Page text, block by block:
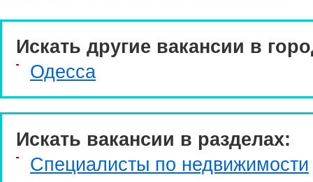
Искать другие вакансии в
Одесса
Искать вакансии в разделах:
Специалисты по недвижимости